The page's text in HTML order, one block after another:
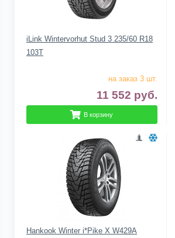
iLink Wintervorhut Stud 3 235/60 R18
103T
на заказ 3 шт.
11 552 руб.
В корзину
Hankook Winter i*Pike X W429A